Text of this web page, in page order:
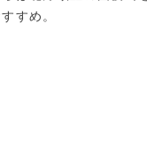
すめ。